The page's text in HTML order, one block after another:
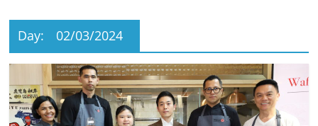
Day: 02/03/2024